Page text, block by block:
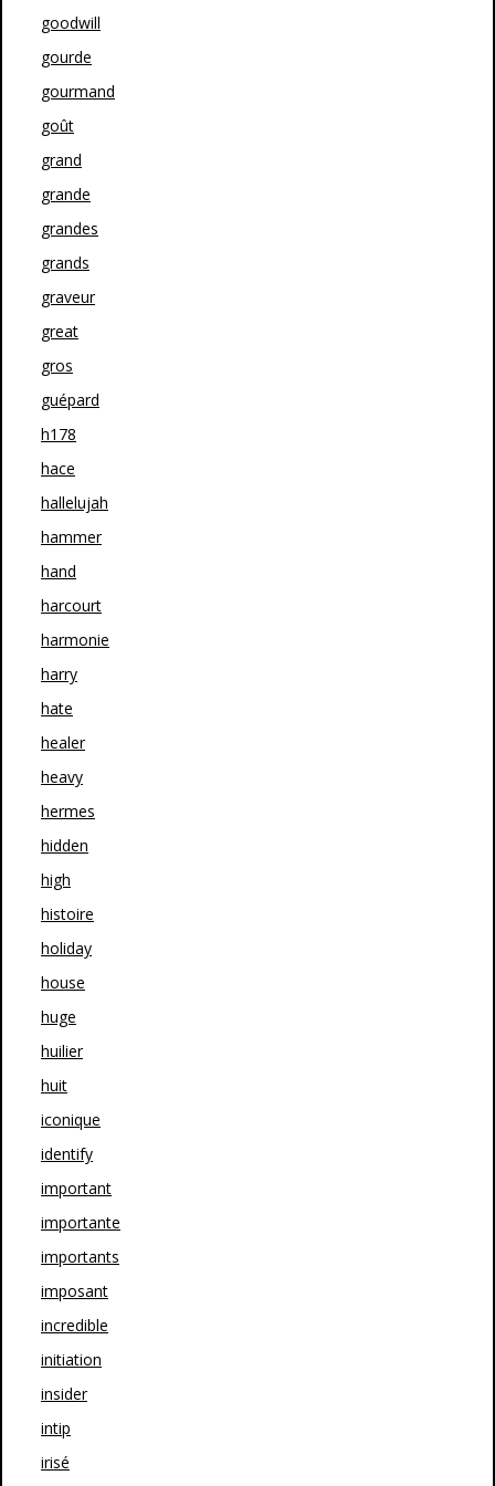
goodwill
gourde
gourmand
goût
grand
grande
grandes
grands
graveur
great
gros
guépard
h178
hace
hallelujah
hammer
hand
harcourt
harmonie
harry
hate
healer
heavy
hermes
hidden
high
histoire
holiday
house
huge
huilier
huit
iconique
identify
important
importante
importants
imposant
incredible
initiation
insider
intip
irisé